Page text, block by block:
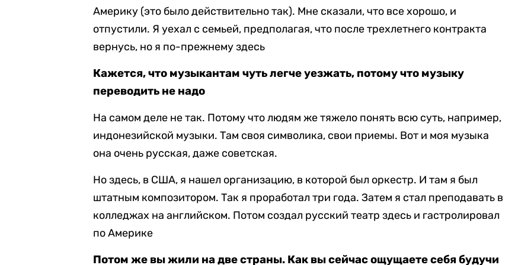
Америку (это было действительно так). Мне сказали, что все хорошо, и
отпустили. Я уехал с семьей, предполагая, что после трехлетнего контракта
вернусь, но я по-прежнему здесь
Кажется, что музыкантам чуть легче уезжать, потому что музыку
переводить не надо
На самом деле не так. Потому что людям же тяжело понять всю суть, например,
индонезийской музыки. Там своя символика, свои приемы. Вот и моя музыка
она очень русская, даже советская.
Но здесь, в США, я нашел организацию, в которой был оркестр. И там я был
штатным композитором. Так я проработал три года. Затем я стал преподавать в
колледжах на английском. Потом создал русский театр здесь и гастролировал
по Америке
Потом же вы жили на две страны. Как вы сейчас ощущаете себя будучи